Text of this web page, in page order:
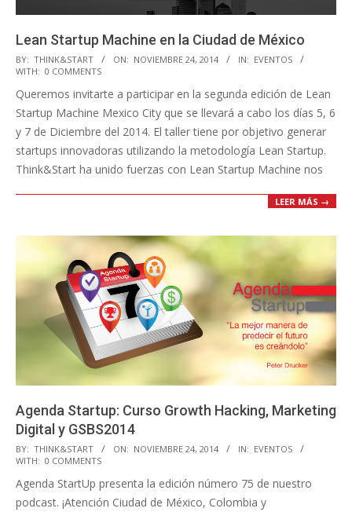
Lean Startup Machine en la Ciudad de México
2014-
11-
24
BY: THINK&START ON: NOVIEMBRE 24, 2014 IN: EVENTOS
WITH: 0 COMMENTS
Queremos invitarte a participar en la segunda edición de Lean
Startup Machine Mexico City que se llevará a cabo los días 5, 6
y 7 de Diciembre del 2014. El taller tiene por objetivo generar
startups innovadoras utilizando la metodología Lean Startup.
Think&Start ha unido fuerzas con Lean Startup Machine nos
LEER MÁS →
Agenda Startup: Curso Growth Hacking, Marketing
Digital y GSBS2014
2014-
11-
24
BY: THINK&START ON: NOVIEMBRE 24, 2014 IN: EVENTOS
WITH: 0 COMMENTS
Agenda StartUp presenta la edición número 75 de nuestro
podcast. ¡Atención Ciudad de México, Colombia y